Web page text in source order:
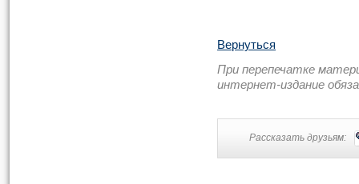
Вернуться
При перепечатке
интернет-издание
Рассказать друзьям: